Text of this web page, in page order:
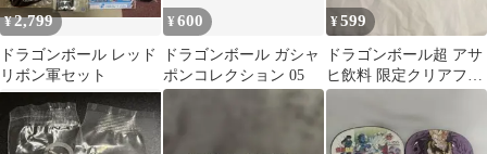
¥2,799
ドラゴンボール レッド
リボン軍セット
¥600
ドラゴンボール ガシャ
ポンコレクション 05
¥599
ドラゴンボール超 アサ
ヒ飲料 限定クリアファ
イル 6種セット